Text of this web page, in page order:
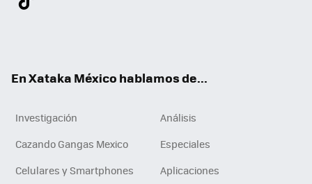
En Xataka México hablamos de...
Investigación
Análisis
Cazando Gangas Mexico
Especiales
Celulares y Smartphones
Aplicaciones